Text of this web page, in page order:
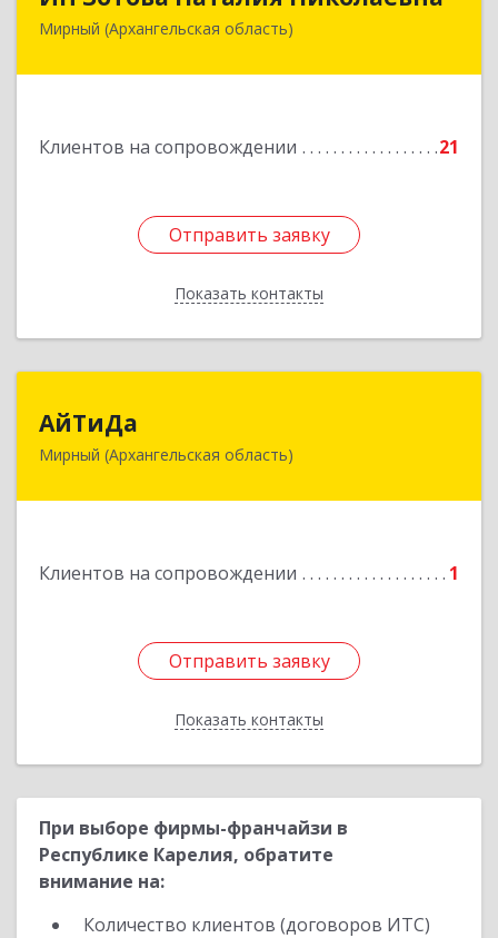
Мирный (Архангельская область)
Клиентов на сопровождении 21
Отправить заявку
Показать контакты
164170, г.Мирный, Архангельской обл.,
Отправить заявку
Назад
АйТиДа
Мирный (Архангельская область)
Клиентов на сопровождении 1
Отправить заявку
Показать контакты
164170, Архангельская обл, Мирный г,
Отправить заявку
Назад
При выборе фирмы-франчайзи в
Республике Карелия, обратите
внимание на:
Количество клиентов (договоров ИТС)